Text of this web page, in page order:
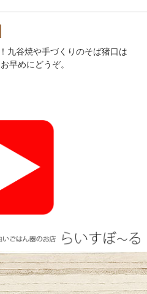
谷焼や手づくりのそば猪口は
早めにどうぞ。
もご覧いただきありがとうご
プンしました！新商品をたくさ
まのご来店をお待ちしております
だけます♪海外発送も承っており